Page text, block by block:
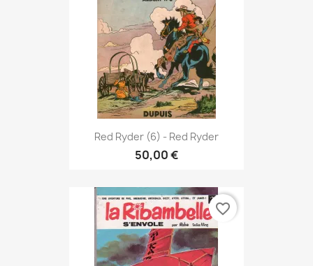
Red Ryder (6) - Red Ryder
50,00 €
favorite_border